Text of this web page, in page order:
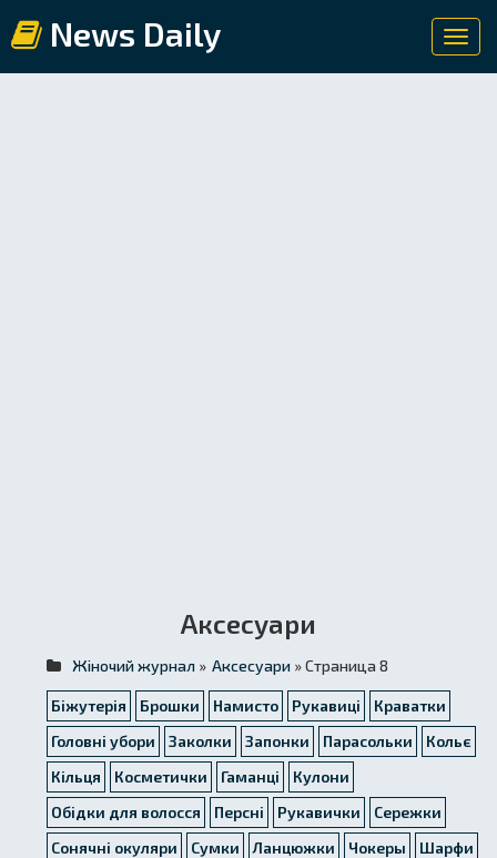
News Daily
Аксесуари
Жіночий журнал » Аксесуари » Страница 8
Біжутерія Брошки Намисто Рукавиці
Краватки
Головні убори
Заколки Запонки Парасольки
Кольє
Кільця
Косметички Гаманці
Кулони
Обідки для волосся
Персні Рукавички
Сережки
Сонячні окуляри
Сумки Ланцюжки Чокеры
Шарфи